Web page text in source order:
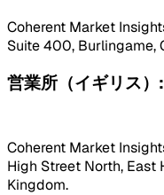
Coherent Market
Suite 400, Burlingame,
営業所（イギリス）:
Coherent Market
High Street North, East
Kingdom.